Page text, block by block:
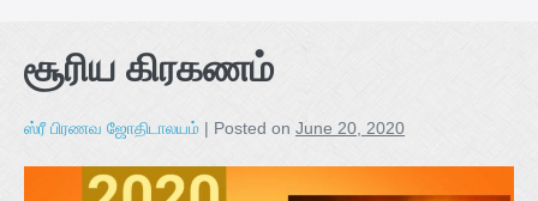
சூரிய கிரகணம்
ஸ்ரீ பிரணவ ஜோதிடாலயம் | Posted on June 20, 2020